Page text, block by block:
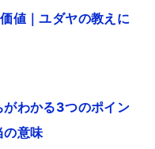
値｜ユダヤの教えに
わかる3つのポイン
の意味